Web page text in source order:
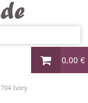
0,00 €
704 Ivory